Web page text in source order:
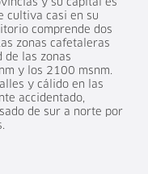
cultiva casi en su
comprende dos
zonas cafetaleras
de las zonas
y los 2100 msnm.
y cálido en las
accidentado,
de sur a norte por